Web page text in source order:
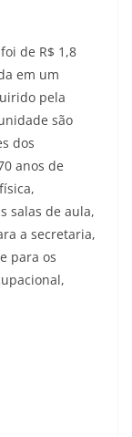
de R$ 1,8
em um
pela
são
dos
anos de
salas de aula,
a secretaria,
para os